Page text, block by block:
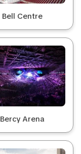
Bell Centre
Bercy Arena